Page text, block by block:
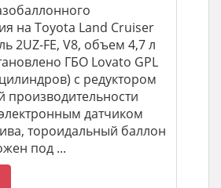
на Toyota Land Cruiser
2UZ-FE, V8, объем 4,7 л
ГБО Lovato GPL
с редуктором
датчиком
тороидальный баллон
под ...